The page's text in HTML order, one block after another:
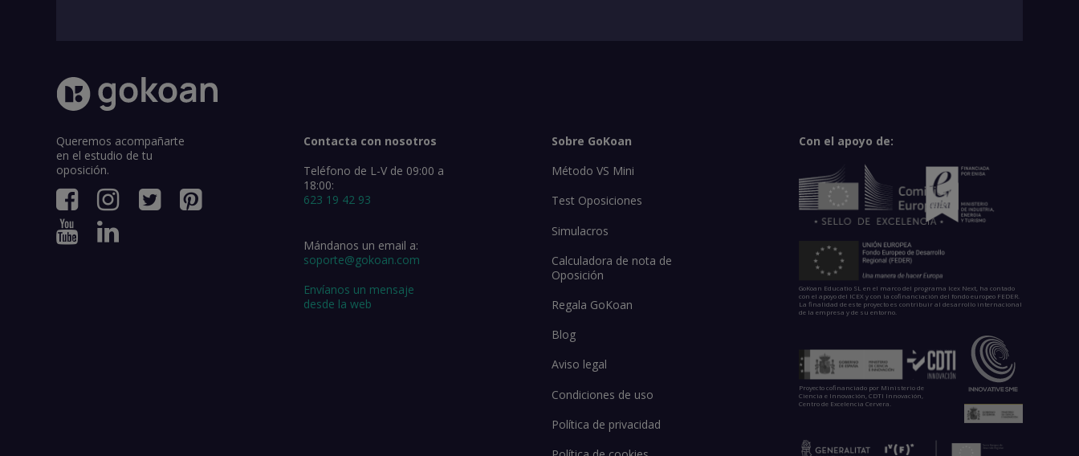
Queremos acompañarte
en el estudio de tu
oposición.
Contacta con nosotros
Teléfono de L-V de 09:00 a
18:00:
623 19 42 93
Mándanos un email a:
soporte@gokoan.com
Envíanos un mensaje
desde la web
Sobre GoKoan
Método VS Mini
Test Oposiciones
Simulacros
Calculadora de nota de
Oposición
Regala GoKoan
Blog
Aviso legal
Condiciones de uso
Política de privacidad
Con el apoyo de:
GoKoan Educatio SL en el marco del programa Icex Next, ha contado
con el apoyo del ICEX y con la cofinanciación del fondo europeo FEDER.
La finalidad de este proyecto es contribuir al desarrollo internacional
de la empresa y de su entorno.
Proyecto cofinanciado por Ministerio de
Ciencia e Innovación, CDTI Innovación,
Centro de Excelencia Cervera.